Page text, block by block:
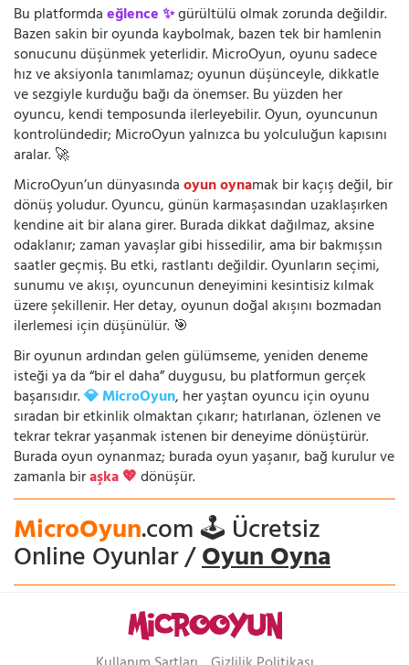
Bu platformdaeğlence ✨gürültülü olmak zorunda değildir.
Bazen sakin bir oyunda kaybolmak, bazen tek bir hamlenin
sonucunu düşünmek yeterlidir. MicroOyun, oyunu sadece
hız ve aksiyonla tanımlamaz; oyunun düşünceyle, dikkatle
ve sezgiyle kurduğu bağı da önemser. Bu yüzden her
oyuncu, kendi temposunda ilerleyebilir. Oyun, oyuncunun
kontrolündedir; MicroOyun yalnızca bu yolculuğun kapısını
aralar. 🚀
MicroOyun’un dünyasındaoyun oynamak bir kaçış değil, bir
dönüş yoludur. Oyuncu, günün karmaşasından uzaklaşırken
kendine ait bir alana girer. Burada dikkat dağılmaz, aksine
odaklanır; zaman yavaşlar gibi hissedilir, ama bir bakmışsın
saatler geçmiş. Bu etki, rastlantı değildir. Oyunların seçimi,
sunumu ve akışı, oyuncunun deneyimini kesintisiz kılmak
üzere şekillenir. Her detay, oyunun doğal akışını bozmadan
ilerlemesi için düşünülür. 🎯
Bir oyunun ardından gelen gülümseme, yeniden deneme
isteği ya da “bir el daha” duygusu, bu platformun gerçek
başarısıdır.💎 MicroOyun, her yaştan oyuncu için oyunu
sıradan bir etkinlik olmaktan çıkarır; hatırlanan, özlenen ve
tekrar tekrar yaşanmak istenen bir deneyime dönüştürür.
Burada oyun oynanmaz; burada oyun yaşanır, bağ kurulur ve
zamanla biraşka 💖dönüşür.
MicroOyun.com 🕹️ Ücretsiz
Online Oyunlar /Oyun Oyna